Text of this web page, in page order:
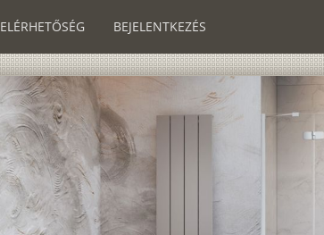
ELÉRHETŐSÉG BEJELENTKEZÉS